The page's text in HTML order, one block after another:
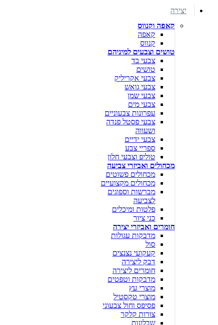
יצירה
קאפה וקנווס
קאפה
קנווס
טושים וצבעים למיניהם
צבעי בד
טושים
צבעי אקריליק
צבעי גואש
צבעי שמן
צבעי מים
עפרונות צבעוניים
צבעי פסטל פנדה
ושעווה
צבעי ידיים
ספריי צבע
טוליפ וצבעי חלון
מכחולים ואביזרי צביעה
מכחולים פשוטים
מכחולים מקצועיים
מברשות וספוגים
לצביעה
פלטות ומיכלים
כני ציור
חומרים ואביזרי יצירה
מדבקות עגולות
סול
קעקועי נצנצים
דבק ליצירה
חומרים ליצירה
מדבקות וטפטים
מוצרי עץ
מוצרי טקסטיל
פסיפס וחול צבעוני
צורות קלקר
שבלונות